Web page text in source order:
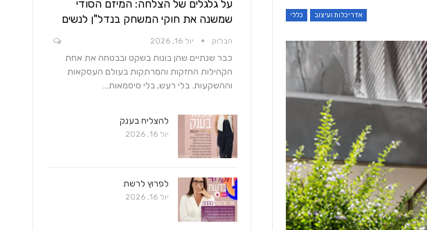
אדריכלות ועיצוב כללי
על גלגלים של הצלחה: המיזם הסודי
שמשנה את חוקי המשחק בנדל"ן לנשים
הבלוק יול 16, 2026
כבר שנתיים שהן בונות בשקט ובבטחה את אחת
הקהילות החזקות והמרתקות בעולם העסקאות
וההשקעות. בלי רעש, בלי סיסמאות…
להצליח בענק
יול 16, 2026
לפרוץ לרשת
יול 16, 2026